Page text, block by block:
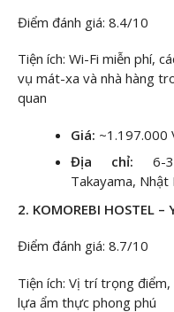
Điểm đánh giá: 8.4/10
Tiện ích: Wi-Fi miễn phí,
vụ mát-xa và nhà hàng
quan
Giá: ~1.197.000
Địa chỉ:
6-
Takayama, Nhật
2. KOMOREBI HOSTEL
Điểm đánh giá: 8.7/10
Tiện ích: Vị trí trọng
lựa ẩm thực phong phú